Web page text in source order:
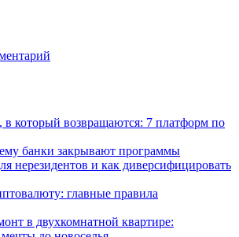
который возвращаются: 7 платформ по
банки закрывают программы
нерезидентов и как диверсифицировать
главные правила
в двухкомнатной квартире: